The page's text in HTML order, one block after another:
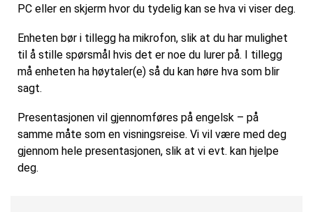
PC eller en skjerm hvor du tydelig kan se hva vi viser deg.
Enheten bør i tillegg ha mikrofon, slik at du har mulighet
til å stille spørsmål hvis det er noe du lurer på. I tillegg
må enheten ha høytaler(e) så du kan høre hva som blir
sagt.
Presentasjonen vil gjennomføres på engelsk – på
samme måte som en visningsreise. Vi vil være med deg
gjennom hele presentasjonen, slik at vi evt. kan hjelpe
deg.